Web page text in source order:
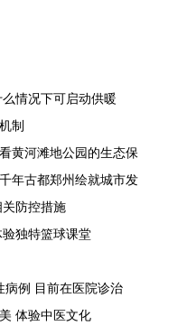
情况下可启动供暖
制
黄河滩地公园的生态保
年古都郑州绘就城市发
防控措施
独特篮球课堂
病例 目前在医院诊治
体验中医文化